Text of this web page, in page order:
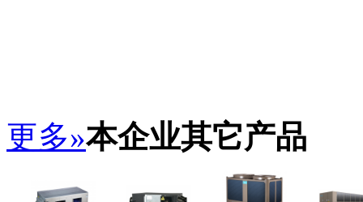
更多»本企业其它产品